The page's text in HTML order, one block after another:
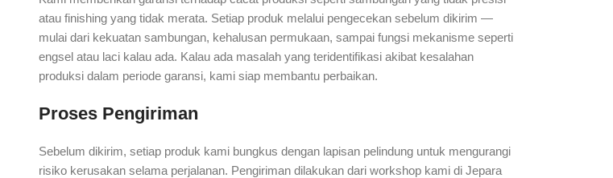
atau finishing yang tidak merata. Setiap produk melalui pengecekan sebelum dikirim —
mulai dari kekuatan sambungan, kehalusan permukaan, sampai fungsi mekanisme seperti
engsel atau laci kalau ada. Kalau ada masalah yang teridentifikasi akibat kesalahan
produksi dalam periode garansi, kami siap membantu perbaikan.
Proses Pengiriman
Sebelum dikirim, setiap produk kami bungkus dengan lapisan pelindung untuk mengurangi
risiko kerusakan selama perjalanan. Pengiriman dilakukan dari workshop kami di Jepara